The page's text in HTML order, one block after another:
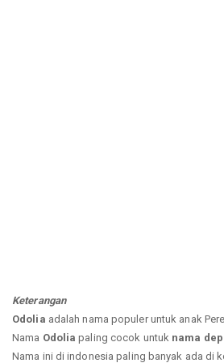
Keterangan
Odolia adalah nama populer untuk anak
Nama Odolia paling cocok untuk nama
Nama ini di indonesia paling banyak ada di